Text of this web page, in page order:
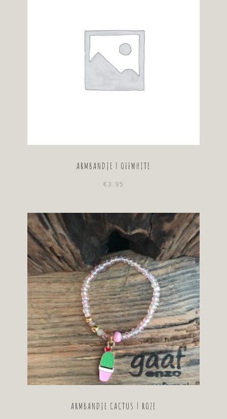
ARMBANDJE | OFFWHITE
€3.95
ARMBANDJE CACTUS | ROZE